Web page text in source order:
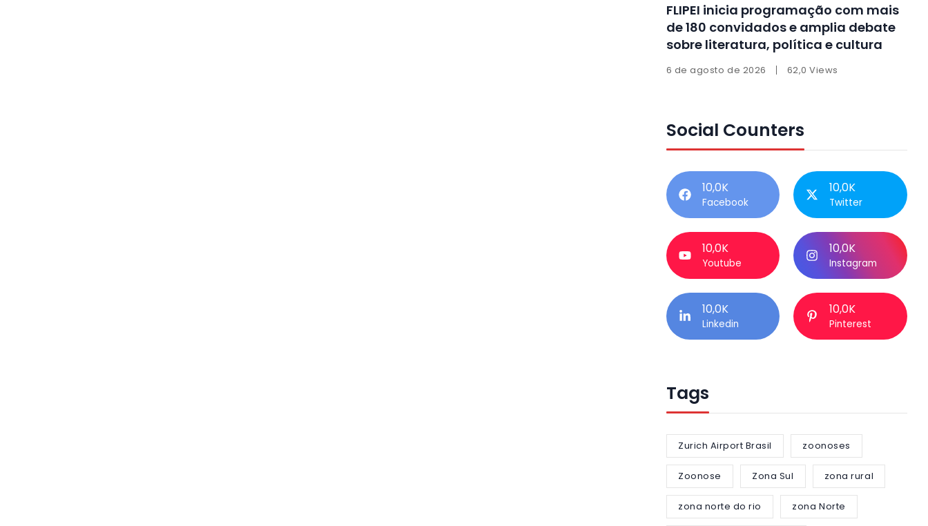
FLIPEI inicia programação com mais
de 180 convidados e amplia debate
sobre literatura, política e cultura
6 de agosto de 2026 62,0 Views
Social Counters
10,0K
Facebook
10,0K
Twitter
10,0K
Youtube
10,0K
Instagram
10,0K
Linkedin
10,0K
Pinterest
Tags
Zurich Airport Brasil zoonoses
Zoonose Zona Sul zona rural
zona norte do rio zona Norte